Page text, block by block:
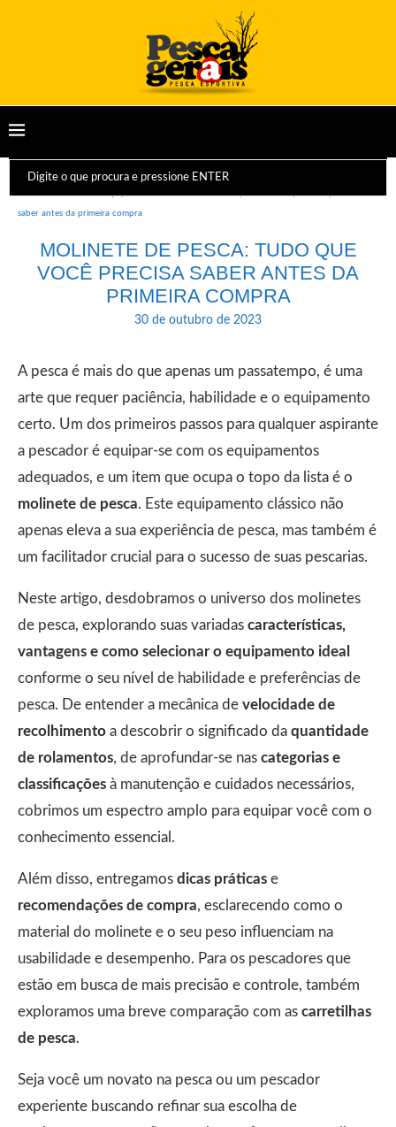
saber antes da primeira compra
MOLINETE DE PESCA: TUDO QUE
VOCÊ PRECISA SABER ANTES DA
PRIMEIRA COMPRA
30 de outubro de 2023
A pesca é mais do que apenas um passatempo, é uma
arte que requer paciência, habilidade e o equipamento
certo. Um dos primeiros passos para qualquer aspirante
a pescador é equipar-se com os equipamentos
adequados, e um item que ocupa o topo da lista é o
molinete de pesca. Este equipamento clássico não
apenas eleva a sua experiência de pesca, mas também é
um facilitador crucial para o sucesso de suas pescarias.
Neste artigo, desdobramos o universo dos molinetes
de pesca, explorando suas variadas características,
vantagens e como selecionar o equipamento ideal
conforme o seu nível de habilidade e preferências de
pesca. De entender a mecânica de velocidade de
recolhimento a descobrir o significado da quantidade
de rolamentos, de aprofundar-se nas categorias e
classificações à manutenção e cuidados necessários,
cobrimos um espectro amplo para equipar você com o
conhecimento essencial.
Além disso, entregamos dicas práticas e
recomendações de compra, esclarecendo como o
material do molinete e o seu peso influenciam na
usabilidade e desempenho. Para os pescadores que
estão em busca de mais precisão e controle, também
exploramos uma breve comparação com as carretilhas
de pesca.
Seja você um novato na pesca ou um pescador
experiente buscando refinar sua escolha de